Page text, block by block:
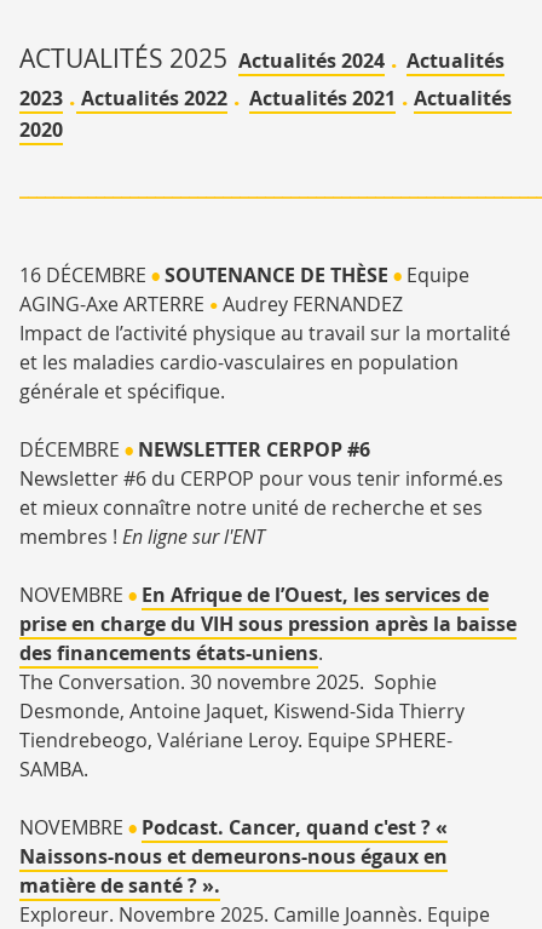
ACTUALITÉS 2025 Actualités 2024 . Actualités
2023 . Actualités 2022 . Actualités 2021 . Actualités
2020
16 DÉCEMBRE • SOUTENANCE DE THÈSE • Equipe
AGING-Axe ARTERRE • Audrey FERNANDEZ
Impact de l’activité physique au travail sur la mortalité
et les maladies cardio-vasculaires en population
générale et spécifique.
DÉCEMBRE • NEWSLETTER CERPOP #6
Newsletter #6 du CERPOP pour vous tenir informé.es
et mieux connaître notre unité de recherche et ses
membres ! En ligne sur l'ENT
NOVEMBRE • En Afrique de l’Ouest, les services de
prise en charge du VIH sous pression après la baisse
des financements états-uniens.
The Conversation. 30 novembre 2025. Sophie
Desmonde, Antoine Jaquet, Kiswend-Sida Thierry
Tiendrebeogo, Valériane Leroy. Equipe SPHERE-
SAMBA.
NOVEMBRE • Podcast. Cancer, quand c'est ? «
Naissons-nous et demeurons-nous égaux en
matière de santé ? ».
Exploreur. Novembre 2025. Camille Joannès. Equipe